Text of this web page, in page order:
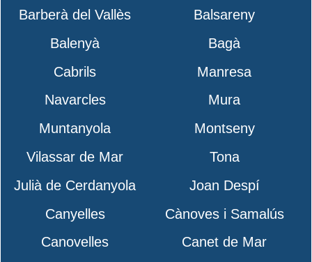
Barberà del Vallès
Balsareny
Balenyà
Bagà
Cabrils
Manresa
Navarcles
Mura
Muntanyola
Montseny
Vilassar de Mar
Tona
Julià de Cerdanyola
Joan Despí
Canyelles
Cànoves i Samalús
Canovelles
Canet de Mar